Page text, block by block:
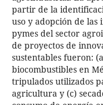
partir de la
uso y adopción de las
pymes del sector
de proyectos de
sustentables fueron:
biocombustibles en
tripulados utilizados
agricultura y (c)